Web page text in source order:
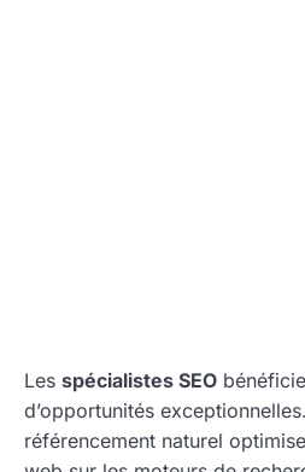
Les spécialistes SEO
d’opportunités
référencement naturel